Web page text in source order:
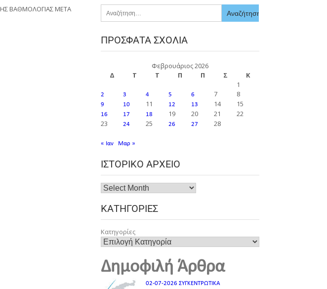
ΒΑΘΜΟΛΟΓΙΑΣ ΜΕΤΑ
ΠΡΌΣΦΑΤΑ ΣΧΌΛΙΑ
Φεβρουάριος 2026
Δ
Τ Τ Π Π Σ
Κ
1
2 3 4 5 6 7 8
9 10 11 12 13 14 15
16 17 18 19 20 21
22
23
24 25 26 27 28
« Ιαν Μαρ »
ΙΣΤΟΡΙΚΌ ΑΡΧΕΊΟ
ΚΑΤΗΓΟΡΊΕΣ
Κατηγορίες
Δημοφιλή Άρθρα
02-07-2026 ΣΥΓΚΕΝΤΡΩΤΙΚΑ